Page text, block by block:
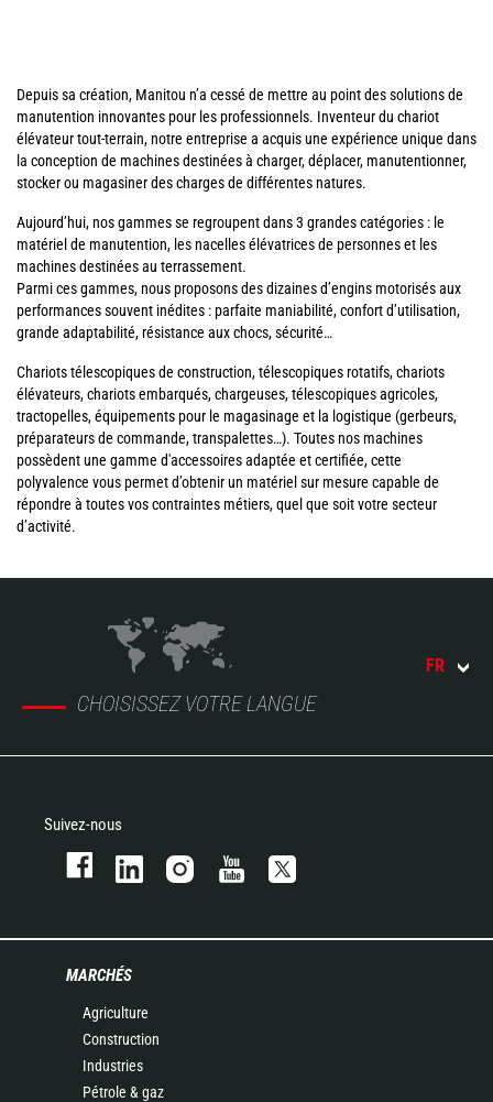
Depuis sa création, Manitou n’a cessé de mettre au point des solutions de
manutention innovantes pour les professionnels. Inventeur du chariot
élévateur tout-terrain, notre entreprise a acquis une expérience unique dans
la conception de machines destinées à charger, déplacer, manutentionner,
stocker ou magasiner des charges de différentes natures.
Aujourd’hui, nos gammes se regroupent dans 3 grandes catégories : le
matériel de manutention, les nacelles élévatrices de personnes et les
machines destinées au terrassement.
Parmi ces gammes, nous proposons des dizaines d’engins motorisés aux
performances souvent inédites : parfaite maniabilité, confort d’utilisation,
grande adaptabilité, résistance aux chocs, sécurité…
Chariots télescopiques de construction, télescopiques rotatifs, chariots
élévateurs, chariots embarqués, chargeuses, télescopiques agricoles,
tractopelles, équipements pour le magasinage et la logistique (gerbeurs,
préparateurs de commande, transpalettes…). Toutes nos machines
possèdent une gamme d'accessoires adaptée et certifiée, cette
polyvalence vous permet d’obtenir un matériel sur mesure capable de
répondre à toutes vos contraintes métiers, quel que soit votre secteur
d’activité.
CHOISISSEZ VOTRE LANGUE
FR
Suivez-nous
MARCHÉS
Agriculture
Construction
Industries
Pétrole & gaz